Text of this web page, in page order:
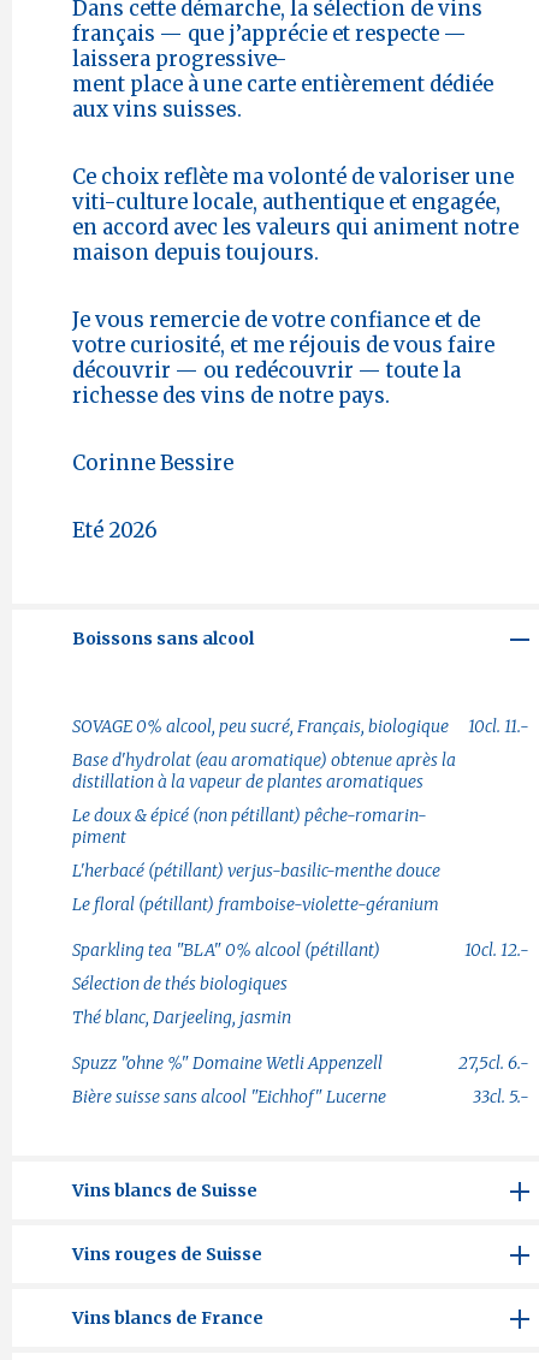
Dans cette démarche, la sélection de vins
français — que j’apprécie et respecte —
laissera progressive-
ment place à une carte entièrement dédiée
aux vins suisses.
Ce choix reflète ma volonté de valoriser une
viti-culture locale, authentique et engagée,
en accord avec les valeurs qui animent notre
maison depuis toujours.
Je vous remercie de votre confiance et de
votre curiosité, et me réjouis de vous faire
découvrir — ou redécouvrir — toute la
richesse des vins de notre pays.
Corinne Bessire
Eté 2026
Boissons sans alcool
SOVAGE 0% alcool, peu sucré, Français, biologique
10cl. 11.-
Base d'hydrolat (eau aromatique) obtenue après la
distillation à la vapeur de plantes aromatiques
Le doux & épicé (non pétillant) pêche-romarin-
piment
L'herbacé (pétillant) verjus-basilic-menthe douce
Le floral (pétillant) framboise-violette-géranium
Sparkling tea "BLA" 0% alcool (pétillant)
10cl. 12.-
Sélection de thés biologiques
Thé blanc, Darjeeling, jasmin
Spuzz "ohne %" Domaine Wetli Appenzell
27,5cl. 6.-
Bière suisse sans alcool "Eichhof" Lucerne
33cl. 5.-
Vins blancs de Suisse
Vins rouges de Suisse
Vins blancs de France